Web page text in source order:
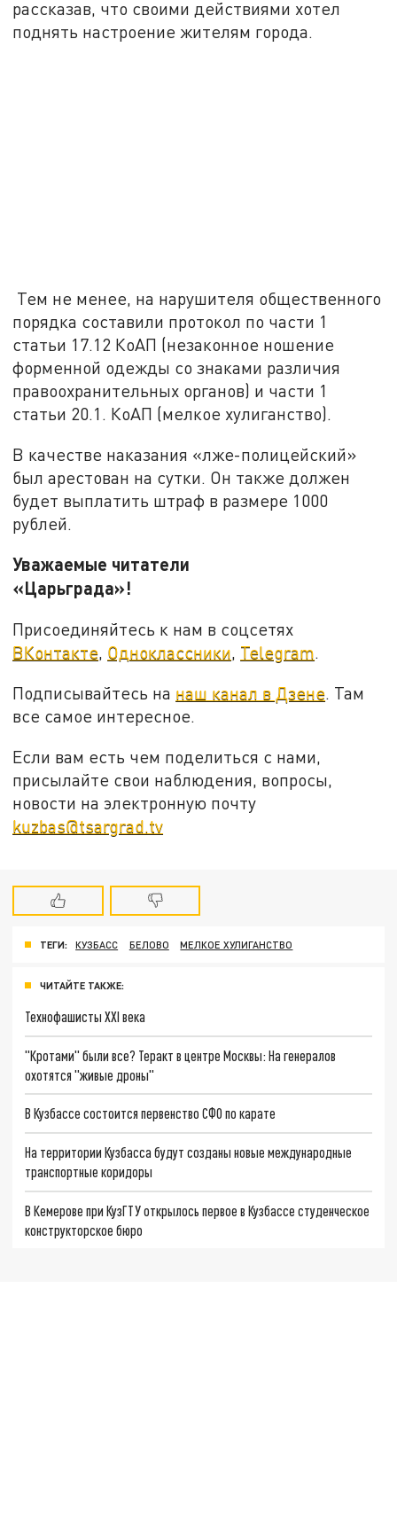
рассказав, что своими действиями хотел
поднять настроение жителям города.
Тем не менее, на нарушителя общественного
порядка составили протокол по части 1
статьи 17.12 КоАП (незаконное ношение
форменной одежды со знаками различия
правоохранительных органов) и части 1
статьи 20.1. КоАП (мелкое хулиганство).
В качестве наказания «лже-полицейский»
был арестован на сутки. Он также должен
будет выплатить штраф в размере 1000
рублей.
Уважаемые читатели
«Царьграда»!
Присоединяйтесь к нам в соцсетях
ВКонтакте, Одноклассники, Telegram.
Подписывайтесь на наш канал в Дзене. Там
все самое интересное.
Если вам есть чем поделиться с нами,
присылайте свои наблюдения, вопросы,
новости на электронную почту
kuzbas@tsargrad.tv
ТЕГИ: КУЗБАСС БЕЛОВО МЕЛКОЕ ХУЛИГАНСТВО
ЧИТАЙТЕ ТАКЖЕ:
Технофашисты XXI века
"Кротами" были все? Теракт в центре Москвы: На генералов
охотятся "живые дроны"
В Кузбассе состоится первенство СФО по карате
На территории Кузбасса будут созданы новые международные
транспортные коридоры
В Кемерове при КузГТУ открылось первое в Кузбассе студенческое
конструкторское бюро